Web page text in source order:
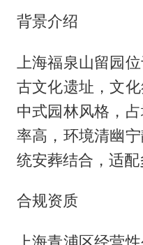
背景介绍
上海福泉山留园
古文化遗址，文
中式园林风格，
率高，环境清幽
统安葬结合，适配
合规资质